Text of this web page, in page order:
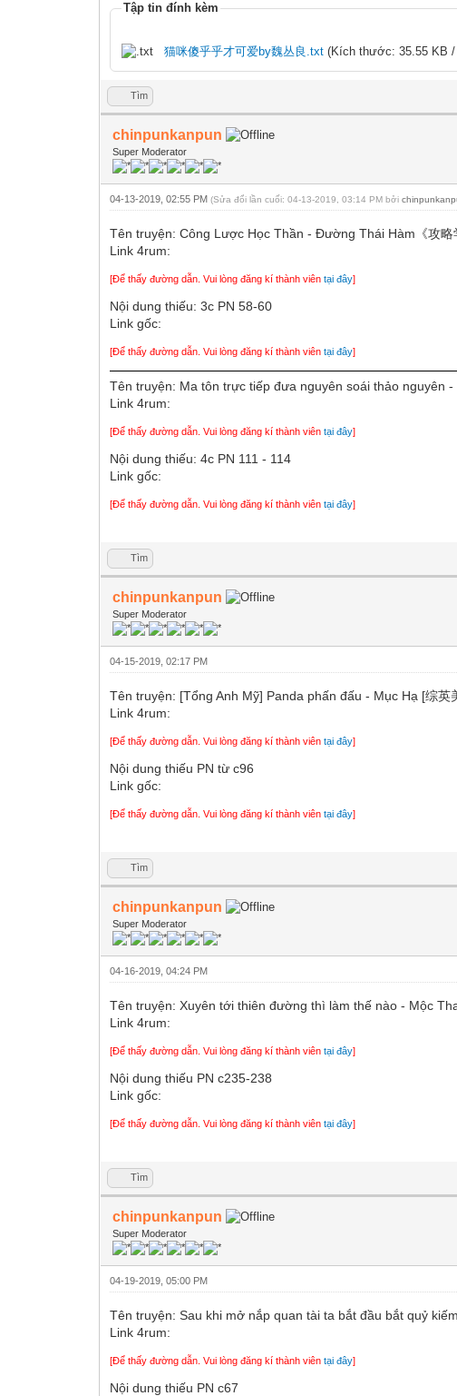
Tập tin đính kèm
猫咪傻乎乎才可爱by魏丛良.txt (Kích thước: 35.55 KB /
Tìm
chinpunkanpun
Super Moderator
04-13-2019, 02:55 PM(Sửa đổi lần cuối: 04-13-2019, 03:14 PM bởi
Tên truyện: Công Lược Học Thần - Đường Thái Hàm《攻略
Link 4rum:
[Để thấy đường dẫn. Vui lòng đăng kí thành viêntại đây]
Nội dung thiếu: 3c PN 58-60
Link gốc:
[Để thấy đường dẫn. Vui lòng đăng kí thành viêntại đây]
Tên truyện: Ma tôn trực tiếp đưa nguyên soái thảo nguyên
Link 4rum:
[Để thấy đường dẫn. Vui lòng đăng kí thành viêntại đây]
Nội dung thiếu: 4c PN 111 - 114
Link gốc:
[Để thấy đường dẫn. Vui lòng đăng kí thành viêntại đây]
Tìm
chinpunkanpun
Super Moderator
04-15-2019, 02:17 PM
Tên truyện: [Tổng Anh Mỹ] Panda phấn đấu - Mục Hạ [综英
Link 4rum:
[Để thấy đường dẫn. Vui lòng đăng kí thành viêntại đây]
Nội dung thiếu PN từ c96
Link gốc:
[Để thấy đường dẫn. Vui lòng đăng kí thành viêntại đây]
Tìm
chinpunkanpun
Super Moderator
04-16-2019, 04:24 PM
Tên truyện: Xuyên tới thiên đường thì làm thế nào - Mộc
Link 4rum:
[Để thấy đường dẫn. Vui lòng đăng kí thành viêntại đây]
Nội dung thiếu PN c235-238
Link gốc:
[Để thấy đường dẫn. Vui lòng đăng kí thành viêntại đây]
Tìm
chinpunkanpun
Super Moderator
04-19-2019, 05:00 PM
Tên truyện: Sau khi mở nắp quan tài ta bắt đầu bắt quỷ
Link 4rum:
[Để thấy đường dẫn. Vui lòng đăng kí thành viêntại đây]
Nội dung thiếu PN c67